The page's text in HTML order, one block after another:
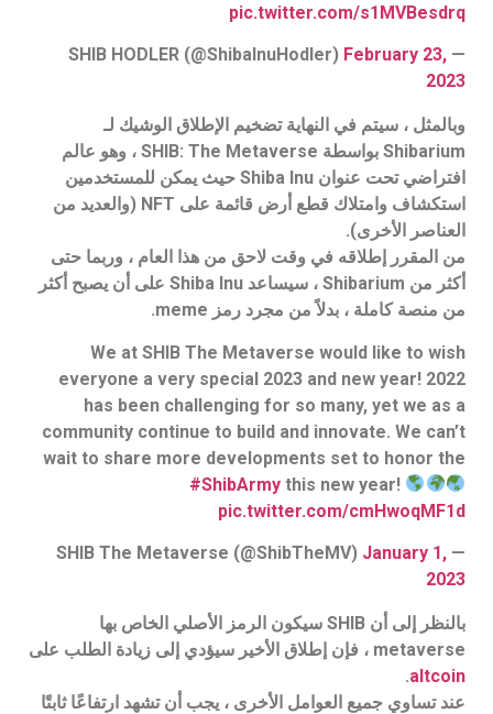
pic.twitter.com/s1MVBesdrq
— SHIB HODLER (@ShibaInuHodler)
February 23,
2023
وبالمثل ، سيتم في النهاية تضخيم الإطلاق الوشيك لـ
Shibarium بواسطة SHIB: The Metaverse ، وهو عالم
افتراضي تحت عنوان Shiba Inu حيث يمكن للمستخدمين
استكشاف وامتلاك قطع أرض قائمة على NFT (والعديد من
العناصر الأخرى).
من المقرر إطلاقه في وقت لاحق من هذا العام ، وربما حتى
أكثر من Shibarium ، سيساعد Shiba Inu على أن يصبح أكثر
من منصة كاملة ، بدلاً من مجرد رمز meme.
We at SHIB The Metaverse would like to wish
everyone a very special 2023 and new year! 2022
has been challenging for so many, yet we as a
community continue to build and innovate. We can’t
wait to share more developments set to honor the
#ShibArmy this new year!
pic.twitter.com/cmHwoqMF1d
— SHIB The Metaverse (@ShibTheMV)
January 1,
2023
بالنظر إلى أن SHIB سيكون الرمز الأصلي الخاص بها
metaverse ، فإن إطلاق الأخير سيؤدي إلى زيادة الطلب على
altcoin
.
عند تساوي جميع العوامل الأخرى ، يجب أن تشهد ارتفاعًا ثابتًا